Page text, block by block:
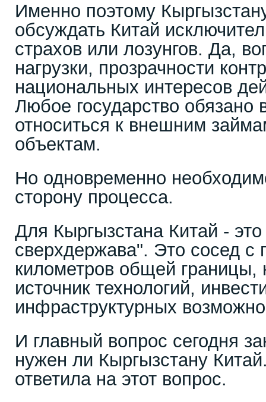
Именно поэтому
обсуждать Китай
страхов или лозунгов. Да,
нагрузки, прозрачности
национальных интересов
Любое государство обязано
относиться к внешним
объектам.
Но одновременно
сторону процесса.
Для Кыргызстана Китай -
сверхдержава". Это сосед с
километров общей границы,
источник технологий,
инфраструктурных
И главный вопрос сегодня
нужен ли Кыргызстану
ответила на этот вопрос.